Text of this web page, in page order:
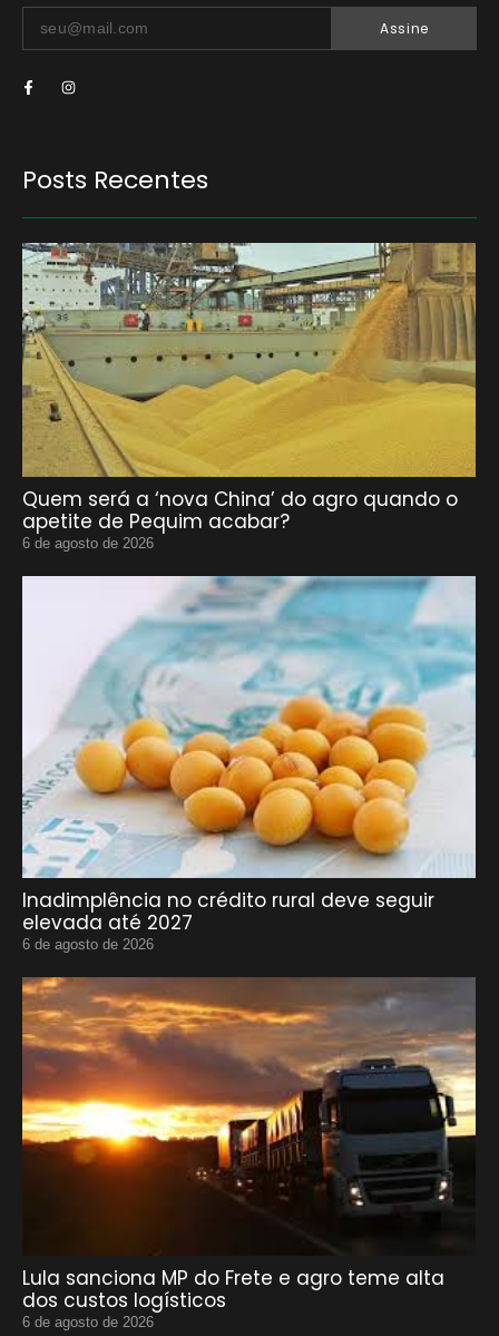
Assine
Posts Recentes
Quem será a ‘nova China’ do agro quando o
apetite de Pequim acabar?
6 de agosto de 2026
Inadimplência no crédito rural deve seguir
elevada até 2027
6 de agosto de 2026
Lula sanciona MP do Frete e agro teme alta
dos custos logísticos
6 de agosto de 2026